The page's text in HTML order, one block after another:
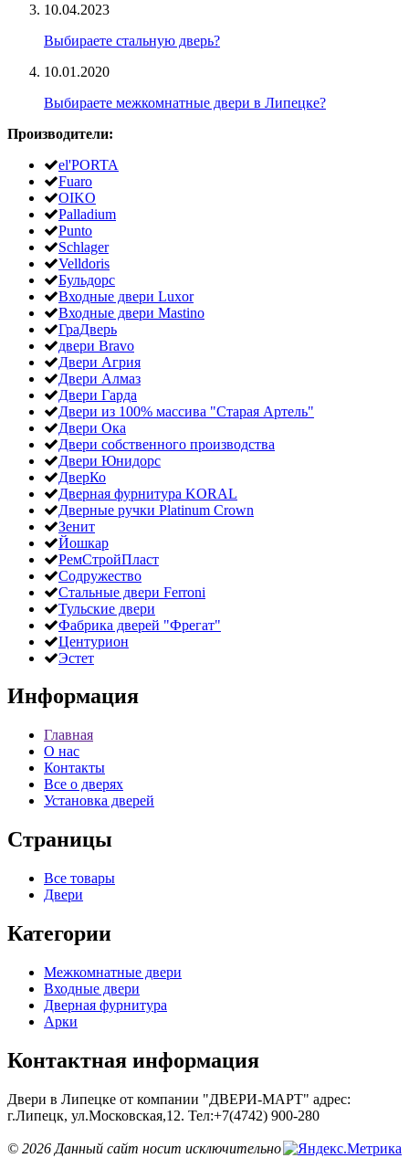
10.04.2023
Выбираете стальную дверь?
10.01.2020
Выбираете межкомнатные двери в Липецке?
Производители:
el'PORTA
Fuaro
OIKO
Palladium
Punto
Schlager
Velldoris
Бульдорс
Входные двери Luxor
Входные двери Mastino
ГраДверь
двери Bravo
Двери Агрия
Двери Алмаз
Двери Гарда
Двери из 100% массива "Старая Артель"
Двери Ока
Двери собственного производства
Двери Юнидорс
ДверКо
Дверная фурнитура KORAL
Дверные ручки Platinum Crown
Зенит
Йошкар
РемСтройПласт
Содружество
Стальные двери Ferroni
Тульские двери
Фабрика дверей "Фрегат"
Центурион
Эстет
Информация
Главная
О нас
Контакты
Все о дверях
Установка дверей
Страницы
Все товары
Двери
Категории
Межкомнатные двери
Входные двери
Дверная фурнитура
Арки
Контактная информация
Двери в Липецке от компании "ДВЕРИ-МАРТ" адрес:
г.Липецк, ул.Московская,12. Тел:+7(4742) 900-280
© 2026 Данный сайт носит исключительно